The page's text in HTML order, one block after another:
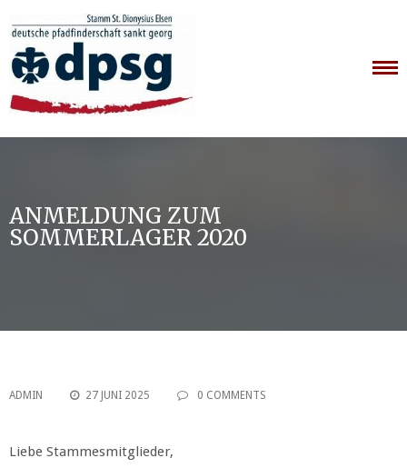
to
content
ANMELDUNG ZUM
SOMMERLAGER 2020
ADMIN 27 JUNI 2025 0 COMMENTS
Liebe Stammesmitglieder,